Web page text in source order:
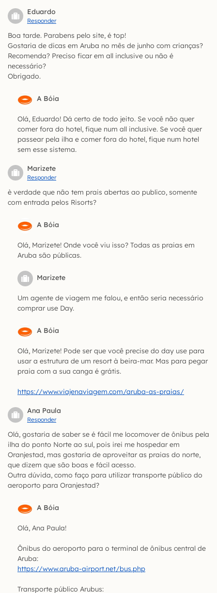
Eduardo
Responder
Boa tarde. Parabens pelo site, é top!
Gostaria de dicas em Aruba no mês de junho com crianças?
Recomenda? Preciso ficar em all inclusive ou não é
necessário?
Obrigado.
A Bóia
Olá, Eduardo! Dá certo de todo jeito. Se você não quer
comer fora do hotel, fique num all inclusive. Se você quer
passear pela ilha e comer fora do hotel, fique num hotel
sem esse sistema.
Marizete
Responder
è verdade que não tem prais abertas ao publico, somente
com entrada pelos Risorts?
A Bóia
Olá, Marizete! Onde você viu isso? Todas as praias em
Aruba são públicas.
Marizete
Um agente de viagem me falou, e então seria necessário
comprar use Day.
A Bóia
Olá, Marizete! Pode ser que você precise do day use para
usar a estrutura de um resort à beira-mar. Mas para pegar
praia com a sua canga é grátis.
https://www.viajenaviagem.com/aruba-as-praias/
Ana Paula
Responder
Olá, gostaria de saber se é fácil me locomover de ônibus pela
ilha do ponto Norte ao sul, pois irei me hospedar em
Oranjestad, mas gostaria de aproveitar as praias do norte,
que dizem que são boas e fácil acesso.
Outra dúvida, como faço para utilizar transporte público do
aeroporto para Oranjestad?
A Bóia
Olá, Ana Paula!
Ônibus do aeroporto para o terminal de ônibus central de
Aruba:
https://www.aruba-airport.net/bus.php
Transporte público Arubus: